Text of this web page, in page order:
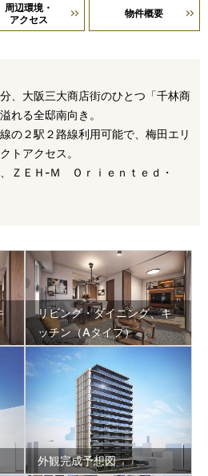
周辺環境・
アクセス
物件概要
、大阪三大商店街のひとつ「千林商
れる全邸南向き。
の２駅２路線利用可能で、梅田エリ
トアクセス。
ＺＥＨ-Ｍ Ｏｒｉｅｎｔｅｄ・
リビング・ダイニング、キ
ッチン（Aタイプ）
外観完成予想図